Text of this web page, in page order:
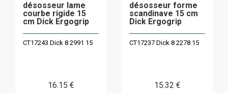
désosseur lame
courbe rigide 15
cm Dick Ergogrip
CT17243 Dick 8 2991 15
16.15 €
désosseur forme
scandinave 15 cm
Dick Ergogrip
CT17237 Dick 8 2278 15
15.32 €